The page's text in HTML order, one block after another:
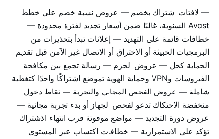
— لافتات اشتراك بخصم — عروض نسبة خصم على خطط
Avast السنوية، غالبًا ضمن أسعار تجديد لفترة محدودة —
خطافات قائمة على التهديد — إعلانات تبدأ بتحذيرات من
البرمجيات الخبيثة أو الاختراق أو الاتصال غير الآمن قبل تقديم
الحماية كحل — عروض الحزم — رسالة تجمع بين مكافحة
الفيروسات وVPN وحماية الهوية تموضع اشتراكًا واحدًا كتغطية
شاملة — عروض الفحص المجاني والتجربة — نقاط دخول
منخفضة الاحتكاك تدعو لفحص الجهاز أو بدء تجربة مجانية —
عروض دورة التجديد — مواضع موقوتة قرب انتهاء الاشتراك
تؤكد على الاستمرارية — خطافات اكتساب عبر المستوى